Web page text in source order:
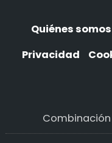
Quiénes somos
Privacidad